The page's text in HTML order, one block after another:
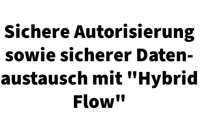
Sichere Au­to­ri­sie­rung
sowie sicherer Da­ten­
aus­tausch mit "Hy­brid
Flow"